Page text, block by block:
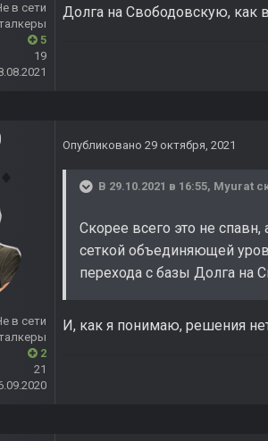
в сети
5
19
Долга на Свободовскую, как
в сети
2
21
Опубликовано 29 октября, 2021
В 29.10.2021 в 16:55, Myurat
Скорее всего это не
сеткой объединяющей
перехода с базы Долга на
И, как я понимаю, решения